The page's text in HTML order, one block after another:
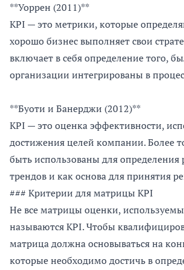
**Уоррен (2011)**
KPI — это метрики, которые
хорошо бизнес выполняет свои
включает в себя определение того,
организации интегрированы в
**Буоти и Банерджи (2012)**
KPI — это оценка эффективности,
достижения целей компании. Более
быть использованы для
трендов и как основа для принятия
### Критерии для матрицы KPI
Не все матрицы оценки,
называются KPI. Чтобы
матрица должна основываться на
которые необходимо достичь в